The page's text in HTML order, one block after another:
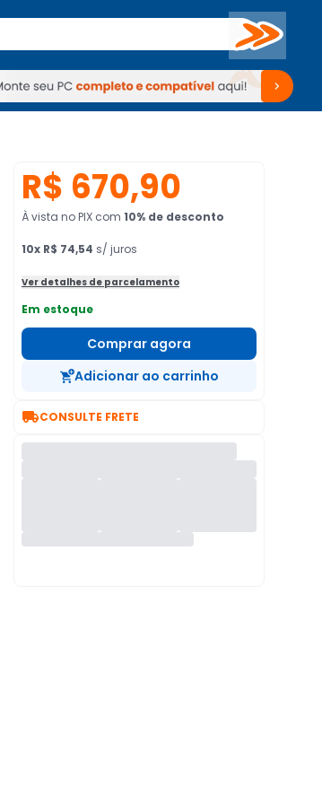
Buscar
Periféricos TV Venda no KaBuM!
TV Venda no KaBuM!
R$ 670,90
À vista no PIX com 10% de desconto
10x R$ 74,54 s/ juros
Ver detalhes de parcelamento
Em estoque
Comprar agora
Adicionar ao carrinho
CONSULTE FRETE